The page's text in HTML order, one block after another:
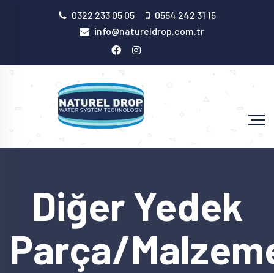
0322 233 05 05
0554 242 31 15
info@natureldrop.com.tr
Diğer Yedek
Parça/